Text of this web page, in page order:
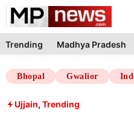
Skip
content
Trending Madhya Pradesh
Bhopal Gwalior
Ujjain, Trending